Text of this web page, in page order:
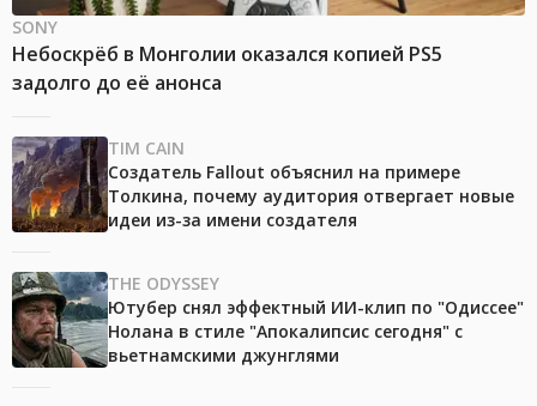
SONY
Небоскрёб в Монголии оказался копией PS5
задолго до её анонса
TIM CAIN
Создатель Fallout объяснил на примере
Толкина, почему аудитория отвергает новые
идеи из-за имени создателя
THE ODYSSEY
Ютубер снял эффектный ИИ-клип по "Одиссее"
Нолана в стиле "Апокалипсис сегодня" с
вьетнамскими джунглями